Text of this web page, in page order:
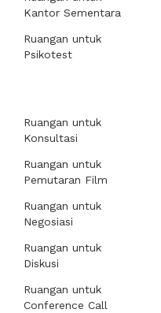
Kantor Sementara
Ruangan untuk
Psikotest
Ruangan untuk
Konsultasi
Ruangan untuk
Pemutaran Film
Ruangan untuk
Negosiasi
Ruangan untuk
Diskusi
Ruangan untuk
Conference Call